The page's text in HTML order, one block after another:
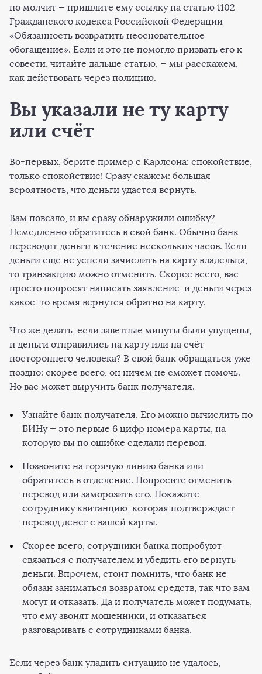
но молчит — пришлите ему ссылку на статью 1102
Гражданского кодекса Российской Федерации
«Обязанность возвратить неосновательное
обогащение». Если и это не помогло призвать его к
совести, читайте дальше статью, — мы расскажем,
как действовать через полицию.
Вы указали не ту карту
или счёт
Во-первых, берите пример с Карлсона: спокойствие,
только спокойствие! Сразу скажем: большая
вероятность, что деньги удастся вернуть.
Вам повезло, и вы сразу обнаружили ошибку?
Немедленно обратитесь в свой банк. Обычно банк
переводит деньги в течение нескольких часов. Если
деньги ещё не успели зачислить на карту владельца,
то транзакцию можно отменить. Скорее всего, вас
просто попросят написать заявление, и деньги через
какое-то время вернутся обратно на карту.
Что же делать, если заветные минуты были упущены,
и деньги отправились на карту или на счёт
постороннего человека? В свой банк обращаться уже
поздно: скорее всего, он ничем не сможет помочь.
Но вас может выручить банк получателя.
Узнайте банк получателя. Его можно вычислить по
БИНу — это первые 6 цифр номера карты, на
которую вы по ошибке сделали перевод.
Позвоните на горячую линию банка или
обратитесь в отделение. Попросите отменить
перевод или заморозить его. Покажите
сотруднику квитанцию, которая подтверждает
перевод денег с вашей карты.
Скорее всего, сотрудники банка попробуют
связаться с получателем и убедить его вернуть
деньги. Впрочем, стоит помнить, что банк не
обязан заниматься возвратом средств, так что вам
могут и отказать. Да и получатель может подумать,
что ему звонят мошенники, и отказаться
разговаривать с сотрудниками банка.
Если через банк уладить ситуацию не удалось,